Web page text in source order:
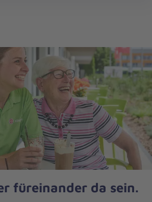
füreinander da sein.